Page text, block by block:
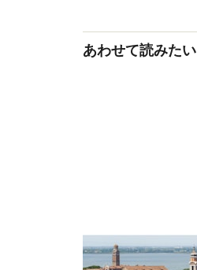
あわせて読みたい